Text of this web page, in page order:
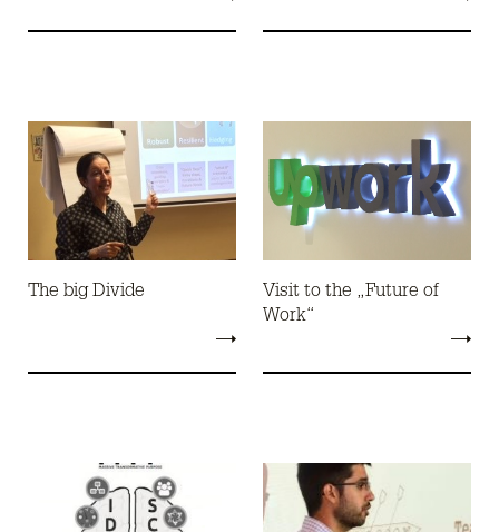
The big Divide
Visit to the „Future of
Work“